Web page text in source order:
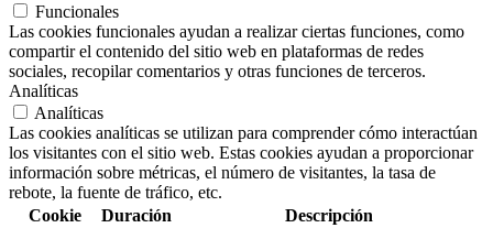
Funcionales
Las cookies funcionales ayudan a realizar ciertas funciones, como
compartir el contenido del sitio web en plataformas de redes
sociales, recopilar comentarios y otras funciones de terceros.
Analíticas
Analíticas
Las cookies analíticas se utilizan para comprender cómo interactúan
los visitantes con el sitio web. Estas cookies ayudan a proporcionar
información sobre métricas, el número de visitantes, la tasa de
rebote, la fuente de tráfico, etc.
Cookie
Duración Descripción